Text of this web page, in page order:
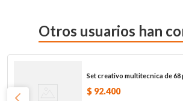
Otros usuarios han
Set creativo multitecnica de 68
$ 92.400